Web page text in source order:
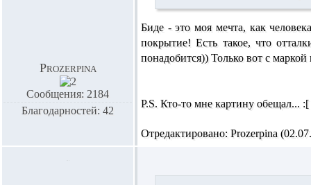
Prozerpina
Сообщения: 2184
Благодарностей: 42
Биде - это моя мечта, как
покрытие! Есть такое, что
понадобится)) Только вот с
P.S. Кто-то мне картину обещал... :[
Отредактировано: Prozerpina